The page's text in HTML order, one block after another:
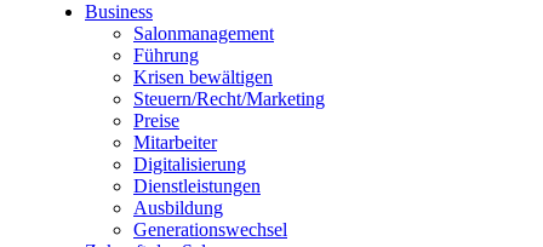
Business
Salonmanagement
Führung
Krisen bewältigen
Steuern/Recht/Marketing
Preise
Mitarbeiter
Digitalisierung
Dienstleistungen
Ausbildung
Generationswechsel